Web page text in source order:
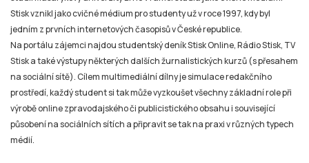
Stisk vznikl jako cvičné médium pro studenty už v roce 1997, kdy byl
jedním z prvních internetových časopisů v České republice.
Na portálu zájemci najdou studentský deník Stisk Online, Rádio Stisk, TV
Stisk a také výstupy některých dalších žurnalistických kurzů (s přesahem
na sociální sítě). Cílem multimediální dílny je simulace redakčního
prostředí, každý student si tak může vyzkoušet všechny základní role při
výrobě online zpravodajského či publicistického obsahu i související
působení na sociálních sítích a připravit se tak na praxi v různých typech
médií.